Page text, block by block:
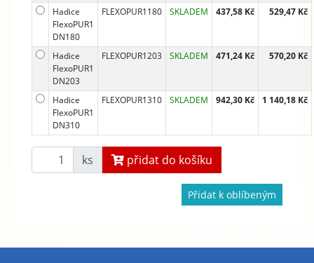
Hadice
FlexoPUR1
DN180
FLEXOPUR1180 SKLADEM 437,58 Kč 529,47 Kč
Hadice
FlexoPUR1
DN203
FLEXOPUR1203 SKLADEM 471,24 Kč 570,20 Kč
Hadice
FlexoPUR1
DN310
FLEXOPUR1310 SKLADEM 942,30 Kč 1 140,18 Kč
ks přidat do košíku
Přidat k oblíbeným